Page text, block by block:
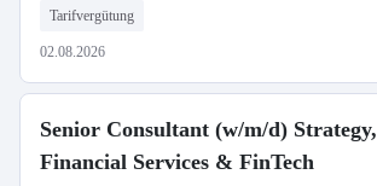
Tarifvergütung
02.08.2026
Senior Consultant (w/m/d) Strategy,
Financial Services & FinTech